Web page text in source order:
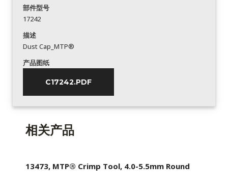
部件型号
17242
描述
Dust Cap_MTP®
产品图纸
C17242.PDF
相关产品
13473, MTP® Crimp Tool, 4.0-5.5mm Round